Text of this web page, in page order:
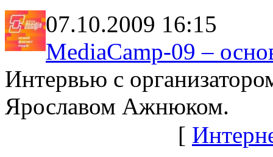
07.10.2009 16:15
MediaCamp-09 –
Интервью с
Ярославом Ажнюком.
[